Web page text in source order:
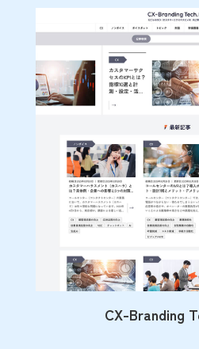
CX-Branding